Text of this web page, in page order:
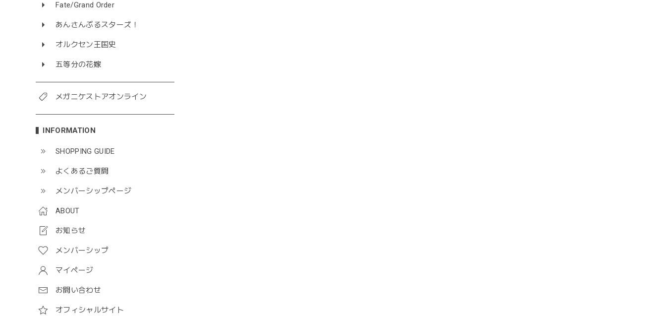
Fate/Grand Order
あんさんぶるスターズ！
オルクセン王国史
五等分の花嫁
メガニケストアオンライン
INFORMATION
SHOPPING GUIDE
よくあるご質問
メンバーシップページ
ABOUT
お知らせ
メンバーシップ
マイページ
お問い合わせ
オフィシャルサイト